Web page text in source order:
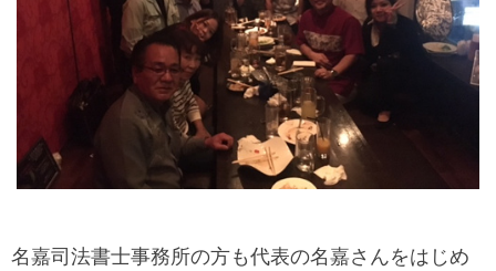
名嘉司法書士事務所の方も代表の名嘉さんをはじめ